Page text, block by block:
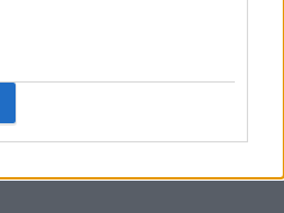
Cena e Caterina